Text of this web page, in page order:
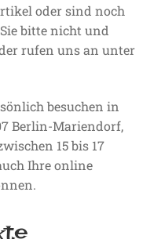
oder sind noch
bitte nicht und
rufen uns an unter
besuchen in
Berlin-Mariendorf,
15 bis 17
Ihre online